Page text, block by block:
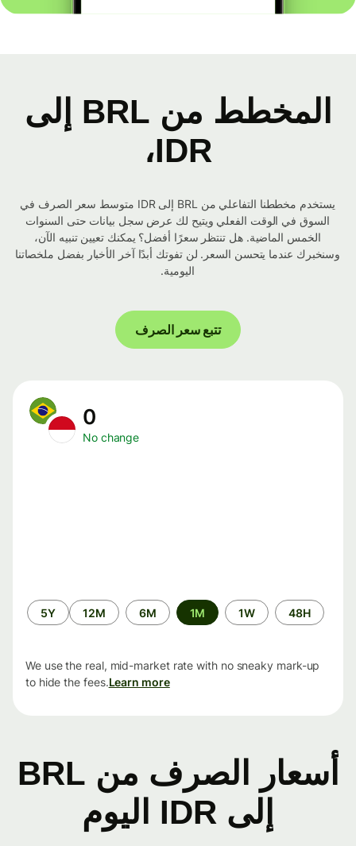
المخطط من BRL إلى
IDR،
يستخدم مخططنا التفاعلي من BRL إلى IDR متوسط ​​سعر الصرف في
السوق في الوقت الفعلي ويتيح لك عرض سجل بيانات حتى السنوات
الخمس الماضية. هل تنتظر سعرًا أفضل؟ يمكنك تعيين تنبيه الآن،
وسنخبرك عندما يتحسن السعر. لن تفوتك أبدًا آخر الأخبار بفضل ملخصاتنا
اليومية.
تتبع سعر الصرف
No change
الفترة
الزمنية
48H
1W
1M
6M
12M
5Y
We use the real, mid-market rate with no sneaky mark-up
to hide the fees.Learn more
أسعار الصرف من BRL
إلى IDR اليوم